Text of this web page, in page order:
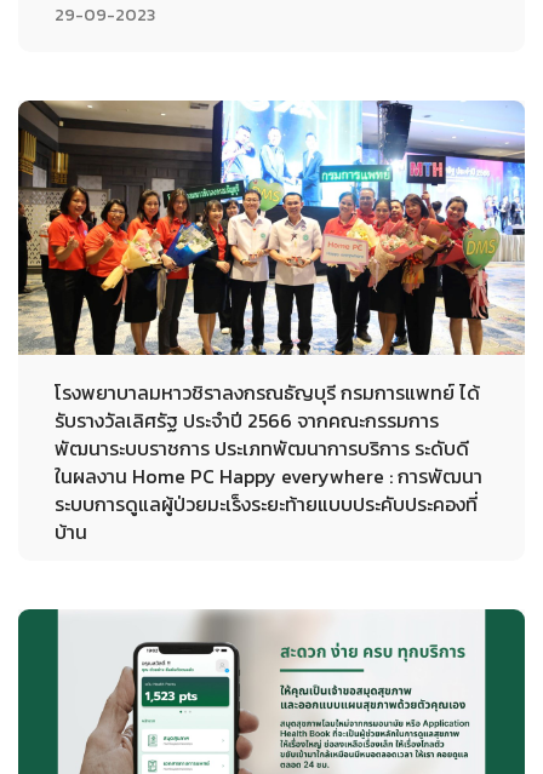
29-09-2023
โรงพยาบาลมหาวชิราลงกรณธัญบุรี กรมการแพทย์ ได้
รับรางวัลเลิศรัฐ ประจำปี 2566 จากคณะกรรมการ
พัฒนาระบบราชการ ประเภทพัฒนาการบริการ ระดับดี
ในผลงาน Home PC Happy everywhere : การพัฒนา
ระบบการดูแลผู้ป่วยมะเร็งระยะท้ายแบบประคับประคองที่
บ้าน
28-09-2023